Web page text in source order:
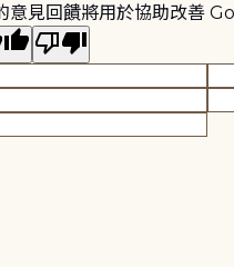
意見回饋將用於協助改善